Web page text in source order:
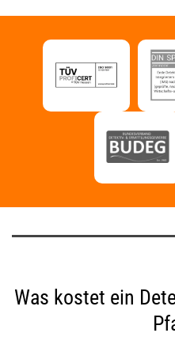
Was kostet ein